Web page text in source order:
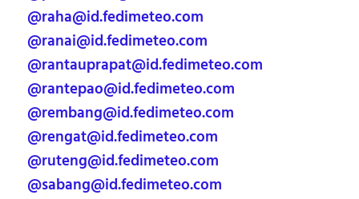
@raha@id.fedimeteo.com
@ranai@id.fedimeteo.com
@rantauprapat@id.fedimeteo.com
@rantepao@id.fedimeteo.com
@rembang@id.fedimeteo.com
@rengat@id.fedimeteo.com
@ruteng@id.fedimeteo.com
@sabang@id.fedimeteo.com